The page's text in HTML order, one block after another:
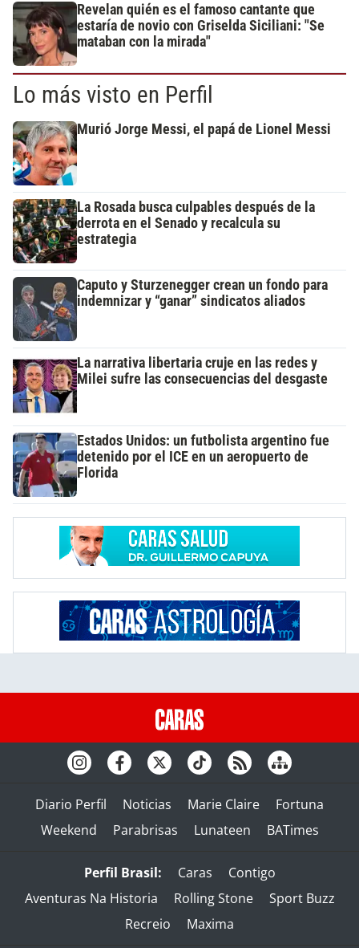
Revelan quién es el famoso cantante que
estaría de novio con Griselda Siciliani: "Se
mataban con la mirada"
Lo más visto en Perfil
Murió Jorge Messi, el papá de Lionel Messi
La Rosada busca culpables después de la
derrota en el Senado y recalcula su
estrategia
Caputo y Sturzenegger crean un fondo para
indemnizar y “ganar” sindicatos aliados
La narrativa libertaria cruje en las redes y
Milei sufre las consecuencias del desgaste
Estados Unidos: un futbolista argentino fue
detenido por el ICE en un aeropuerto de
Florida
Diario Perfil Noticias Marie Claire
Fortuna
Weekend
Parabrisas Lunateen BATimes
Perfil Brasil: Caras
Contigo
Aventuras Na Historia
Rolling Stone
Sport Buzz
Recreio
Maxima